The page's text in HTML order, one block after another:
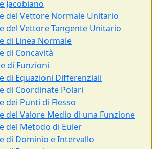
Jacobiano
del Vettore Normale Unitario
del Vettore Tangente Unitario
di Linea Normale
di Concavità
di Funzioni
di Equazioni Differenziali
di Coordinate Polari
dei Punti di Flesso
del Valore Medio di una Funzione
del Metodo di Euler
di Dominio e Intervallo